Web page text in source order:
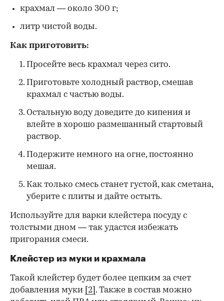
крахмал — около 300 г;
литр чистой воды.
Как приготовить:
Просейте весь крахмал через сито.
Приготовьте холодный раствор, смешав
крахмал с частью воды.
Остальную воду доведите до кипения и
влейте в хорошо размешанный стартовый
раствор.
Подержите немного на огне, постоянно
мешая.
Как только смесь станет густой, как сметана,
уберите с плиты и дайте остыть.
Используйте для варки клейстера посуду с
толстыми дном — так удастся избежать
пригорания смеси.
Клейстер из муки и крахмала
Такой клейстер будет более цепким за счет
добавления муки [2] . Также в состав можно